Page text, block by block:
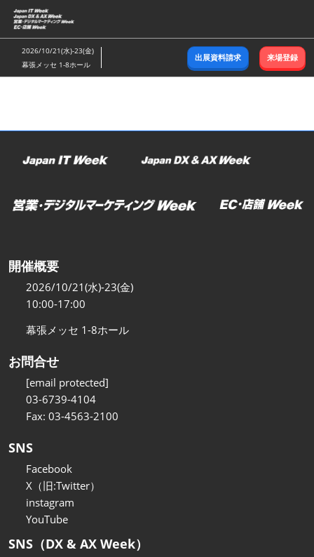
ス
キ
ッ
し
む
2026/10/21(水)-23(金)
幕張メッセ 1-8ホール
出展資料請求 来場登録
開催概要
2026/10/21(水)-23(金)
10:00-17:00
幕張メッセ 1-8ホール
お問合せ
[email protected]
03-6739-4104
Fax: 03-4563-2100
SNS
Facebook
X（旧:Twitter）
instagram
YouTube
SNS（DX & AX Week）